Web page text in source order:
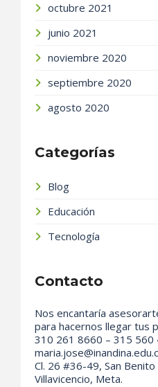
octubre 2021
junio 2021
noviembre 2020
septiembre 2020
agosto 2020
Categorías
Blog
Educación
Tecnología
Contacto
Nos encantaría
para hacernos llegar tus
310 261 8660 – 315 560
Cl. 26 #36-49, San Benito
Villavicencio, Meta.